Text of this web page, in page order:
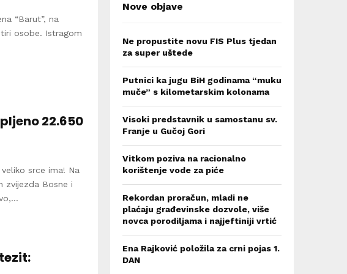
“Barut”, na
osobe. Istragom
22.650
srce ima! Na
zvijezda Bosne i
Nove objave
Ne propustite novu FIS Plus tjedan
za super uštede
Putnici ka jugu BiH godinama “muku
muče” s kilometarskim kolonama
Visoki predstavnik u samostanu sv.
Franje u Gučoj Gori
Vitkom poziva na racionalno
korištenje vode za piće
Rekordan proračun, mladi ne
plaćaju građevinske dozvole, više
novca porodiljama i najjeftiniji vrtić
Ena Rajković položila za crni pojas 1.
DAN